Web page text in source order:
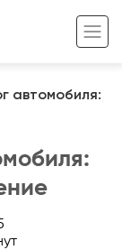
автомобиля: